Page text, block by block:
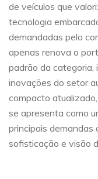
de veículos que
tecnologia
demandadas pelo
apenas renova o
padrão da
inovações do setor
compacto
se apresenta como
principais demandas
sofisticação e visão